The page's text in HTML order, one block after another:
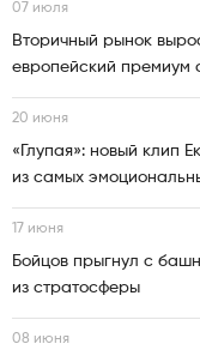
07 июля
Вторичный рынок
европейский премиум
20 июня
«Глупая»: новый клип
из самых
17 июня
Бойцов прыгнул с
из стратосферы
08 июня